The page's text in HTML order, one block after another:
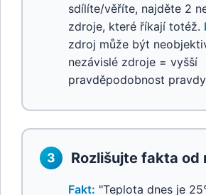
sdílíte/věříte, najděte 2
zdroje, které říkají totéž.
zdroj může být
nezávislé zdroje = vyšší
pravděpodobnost
3 Rozlišujte fakta od
Fakt: "Teplota dnes je